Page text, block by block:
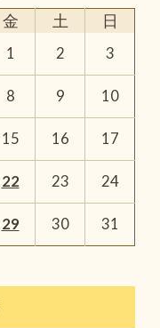
金 土 日
1 2 3
8 9 10
15 16 17
22 23 24
29 30 31